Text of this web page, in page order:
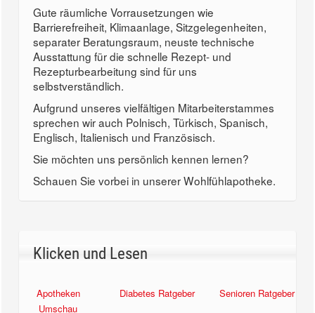
Gute räumliche Vorrausetzungen wie
Barrierefreiheit, Klimaanlage, Sitzgelegenheiten,
separater Beratungsraum, neuste technische
Ausstattung für die schnelle Rezept- und
Rezepturbearbeitung sind für uns
selbstverständlich.
Aufgrund unseres vielfältigen Mitarbeiterstammes
sprechen wir auch Polnisch, Türkisch, Spanisch,
Englisch, Italienisch und Französisch.
Sie möchten uns persönlich kennen lernen?
Schauen Sie vorbei in unserer Wohlfühlapotheke.
Klicken und Lesen
Apotheken
Umschau
Diabetes Ratgeber Senioren Ratgeber